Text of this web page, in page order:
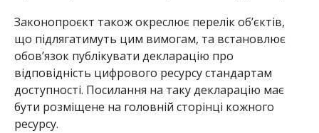
Законопроєкт також окреслює перелік об’єктів,
що підлягатимуть цим вимогам, та встановлює
обов’язок публікувати декларацію про
відповідність цифрового ресурсу стандартам
доступності. Посилання на таку декларацію має
бути розміщене на головній сторінці кожного
ресурсу.